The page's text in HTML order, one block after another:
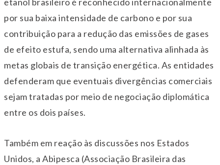
por sua baixa intensidade de carbono e por sua
contribuição para a redução das emissões de gases
de efeito estufa, sendo uma alternativa alinhada às
metas globais de transição energética. As entidades
defenderam que eventuais divergências comerciais
sejam tratadas por meio de negociação diplomática
entre os dois países.
Também em reação às discussões nos Estados
Unidos, a Abipesca (Associação Brasileira das